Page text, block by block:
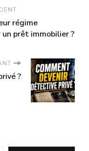
régime
prêt immobilier ?
?